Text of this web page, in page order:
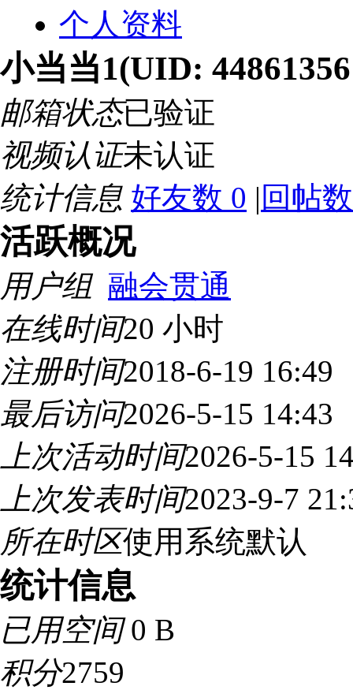
个人资料
小当当1(UID:
邮箱状态已验证
视频认证未认证
统计信息 好友数 0 | 回帖
活跃概况
用户组 融会贯通
在线时间20 小时
注册时间2018-6-19 16:49
最后访问2026-5-15 14:43
上次活动时间2026-5-15
上次发表时间2023-9-7
所在时区使用系统默认
统计信息
已用空间0 B
积分2759